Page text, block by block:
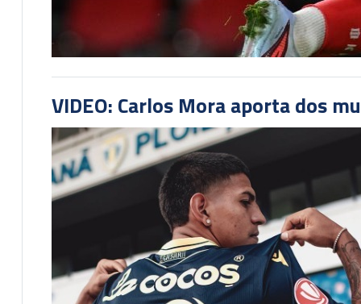
VIDEO: Carlos Mora aporta dos